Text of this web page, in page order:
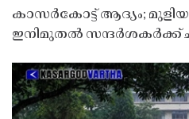
കാസർകോട്ട് ആദ്യം;
ഇനിമുതൽ സന്ദർശകർക്ക്